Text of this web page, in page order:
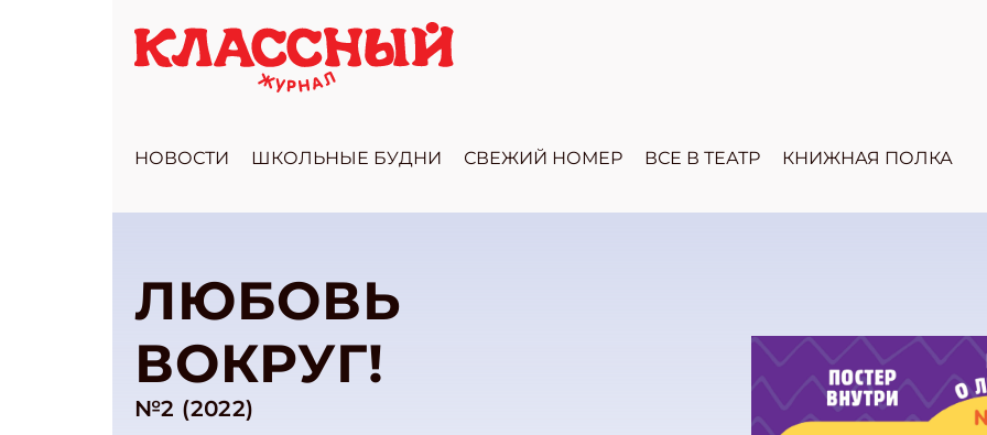
НОВОСТИ ШКОЛЬНЫЕ БУДНИ СВЕЖИЙ НОМЕР ВСЕ В ТЕАТР КНИЖНАЯ ПОЛКА
ЛЮБОВЬ
ВОКРУГ!
№2 (2022)